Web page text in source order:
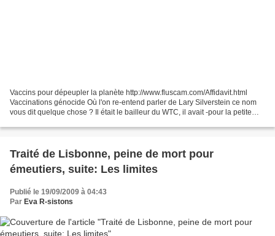
Vaccins pour dépeupler la planète http://www.fluscam.com/Affidavit.html
Vaccinations génocide Où l'on re-entend parler de Lary Silverstein ce nom
vous dit quelque chose ? Il était le bailleur du WTC, il avait -pour la petite
Traité de Lisbonne, peine de mort pour
émeutiers, suite: Les limites
Publié le 19/09/2009 à 04:43
Par Eva R-sistons